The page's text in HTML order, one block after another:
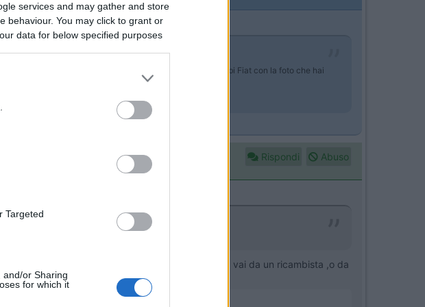
services and may gather and store
behaviour. You may click to grant or
data for below specified purposes
Targeted
and/or Sharing
for which it
la foto puoi andare presso un rivenditore di autoricambi Fiat con la foto che hai
Rispondi Abuso
prenderlo ''in rete'', cosa pensi di risparmiare? vai da un ricambista ,o da